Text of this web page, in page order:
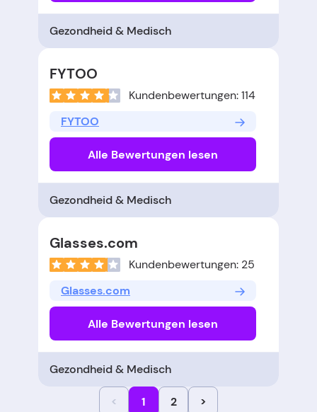
Gezondheid & Medisch
FYTOO
Kundenbewertungen: 114
FYTOO
Alle Bewertungen lesen
Gezondheid & Medisch
Glasses.com
Kundenbewertungen: 25
Glasses.com
Alle Bewertungen lesen
Gezondheid & Medisch
< 1 2 >